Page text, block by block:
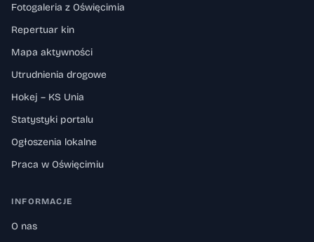
Fotogaleria z Oświęcimia
Repertuar kin
Mapa aktywności
Utrudnienia drogowe
Hokej – KS Unia
Statystyki portalu
Ogłoszenia lokalne
Praca w Oświęcimiu
INFORMACJE
O nas